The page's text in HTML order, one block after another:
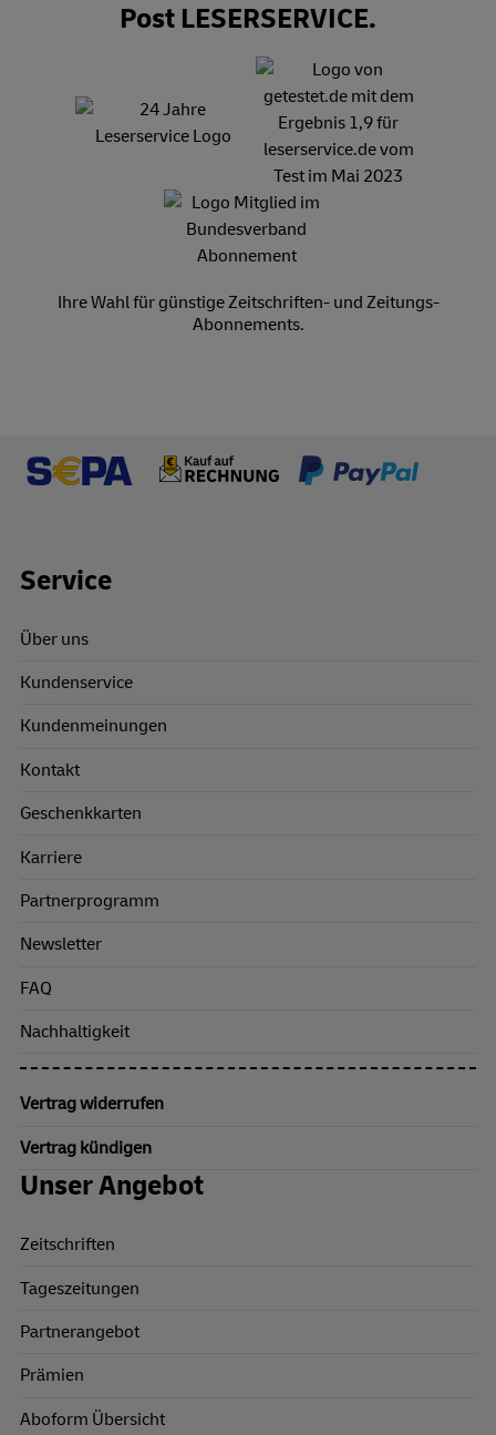
Post LESERSERVICE.
Ihre Wahl für günstige Zeitschriften- und Zeitungs-
Abonnements.
Footer Links
Service
Über uns
Kundenservice
Kundenmeinungen
Kontakt
Geschenkkarten
Karriere
Partnerprogramm
Newsletter
FAQ
Nachhaltigkeit
Vertrag widerrufen
Vertrag kündigen
Unser Angebot
Zeitschriften
Tageszeitungen
Partnerangebot
Prämien
Aboform Übersicht